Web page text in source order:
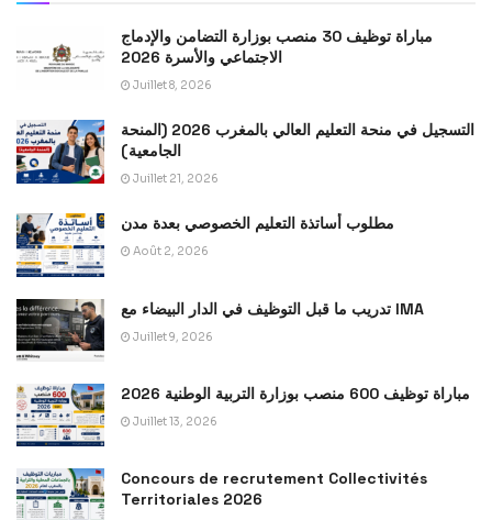
مباراة توظيف 30 منصب بوزارة التضامن والإدماج
الاجتماعي والأسرة 2026
Juillet 8, 2026
التسجيل في منحة التعليم العالي بالمغرب 2026 (المنحة
الجامعية)
Juillet 21, 2026
مطلوب أساتذة التعليم الخصوصي بعدة مدن
Août 2, 2026
تدريب ما قبل التوظيف في الدار البيضاء مع IMA
Juillet 9, 2026
مباراة توظيف 600 منصب بوزارة التربية الوطنية 2026
Juillet 13, 2026
Concours de recrutement Collectivités
Territoriales 2026